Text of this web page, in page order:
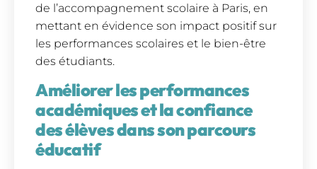
de l’accompagnement scolaire à Paris, en
mettant en évidence son impact positif sur
les performances scolaires et le bien-être
des étudiants.
Améliorer les performances
académiques et la confiance
des élèves dans son parcours
éducatif